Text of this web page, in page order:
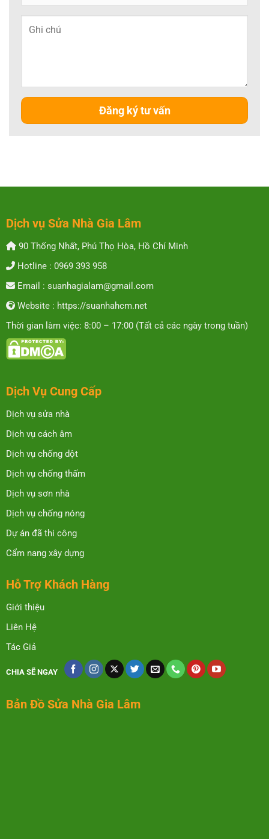
Dịch vụ Sửa Nhà Gia Lâm
90 Thống Nhất, Phú Thọ Hòa, Hồ Chí Minh
Hotline : 0969 393 958
Email : suanhagialam@gmail.com
Website : https://suanhahcm.net
Thời gian làm việc: 8:00 – 17:00 (Tất cả các ngày trong tuần)
Dịch Vụ Cung Cấp
Dịch vụ sửa nhà
Dịch vụ cách âm
Dịch vụ chống dột
Dịch vụ chống thấm
Dịch vụ sơn nhà
Dịch vụ chống nóng
Dự án đã thi công
Cẩm nang xây dựng
Hỗ Trợ Khách Hàng
Giới thiệu
Liên Hệ
Tác Giả
CHIA SẼ NGAY
Bản Đồ Sửa Nhà Gia Lâm